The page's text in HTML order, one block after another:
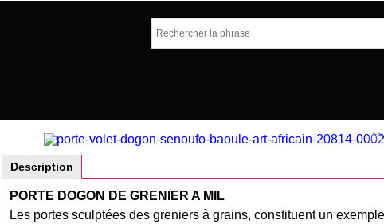
Description
PORTE DOGON DE GRENIER A MIL
Les portes sculptées des greniers à grains, constituent un